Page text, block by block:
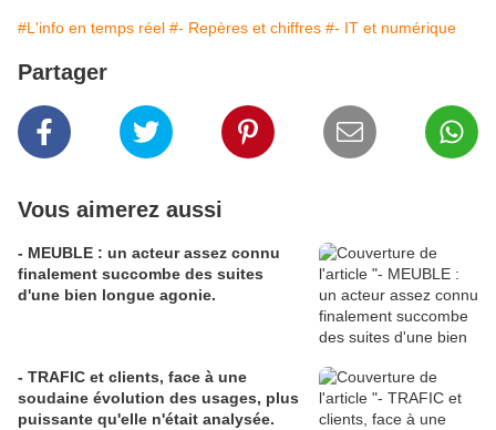
#L'info en temps réel #- Repères et chiffres #- IT et numérique
Partager
Vous aimerez aussi
- MEUBLE : un acteur assez connu
finalement succombe des suites
d'une bien longue agonie.
- TRAFIC et clients, face à une
soudaine évolution des usages, plus
puissante qu'elle n'était analysée.